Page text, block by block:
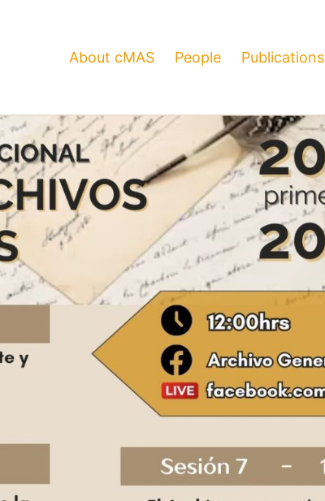
About cMAS People Publications